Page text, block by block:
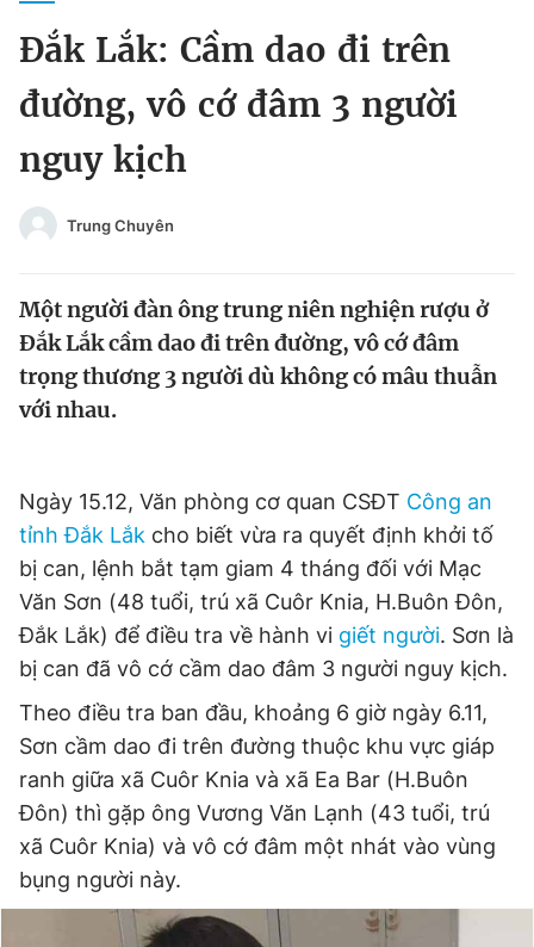
Chào ngày mới
Video Magazine
Sản phẩm khác
Thông tin tòa soạn Liên hệ quảng cáo
Đọc Thanh Niên trên điện thoại
Liên hệ quảng cáo
Đổi mật khẩu
Tin đã lưu
Tin đã xem
Đăng xuất
Đắk Lắk: Cầm dao đi trên
đường, vô cớ đâm 3 người
nguy kịch
Trung Chuyên
Một người đàn ông trung niên nghiện rượu ở
Đắk Lắk cầm dao đi trên đường, vô cớ đâm
trọng thương 3 người dù không có mâu thuẫn
với nhau.
Ngày 15.12, Văn phòng cơ quan CSĐT Công an
tỉnh Đắk Lắk cho biết vừa ra quyết định khởi tố
bị can, lệnh bắt tạm giam 4 tháng đối với Mạc
Văn Sơn (48 tuổi, trú xã Cuôr Knia, H.Buôn Đôn,
Đắk Lắk) để điều tra về hành vi giết người. Sơn là
bị can đã vô cớ cầm dao đâm 3 người nguy kịch.
Theo điều tra ban đầu, khoảng 6 giờ ngày 6.11,
Sơn cầm dao đi trên đường thuộc khu vực giáp
ranh giữa xã Cuôr Knia và xã Ea Bar (H.Buôn
Đôn) thì gặp ông Vương Văn Lạnh (43 tuổi, trú
xã Cuôr Knia) và vô cớ đâm một nhát vào vùng
bụng người này.